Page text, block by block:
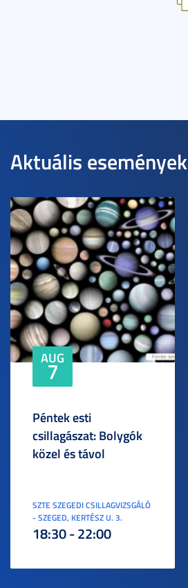
Aktuális események
AUG
7
Péntek esti
csillagászat: Bolygók
közel és távol
SZTE SZEGEDI CSILLAGVIZSGÁLÓ
- SZEGED, KERTÉSZ U. 3.
18:30 - 22:00